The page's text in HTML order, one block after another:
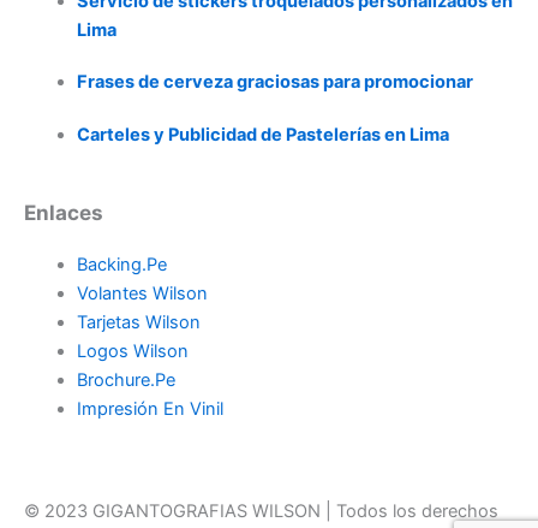
Lima
Frases de cerveza graciosas para promocionar
Carteles y Publicidad de Pastelerías en Lima
Enlaces
Backing.Pe
Volantes Wilson
Tarjetas Wilson
Logos Wilson
Brochure.Pe
Impresión En Vinil
© 2023 GIGANTOGRAFIAS WILSON | Todos los derechos